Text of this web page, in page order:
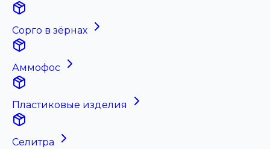
Сорго в зёрнах
Аммофос
Пластиковые изделия
Селитра